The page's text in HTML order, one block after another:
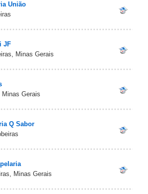
União
JF
Minas Gerais
Gerais
Q Sabor
Minas Gerais